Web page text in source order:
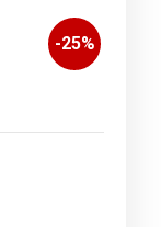
-25%